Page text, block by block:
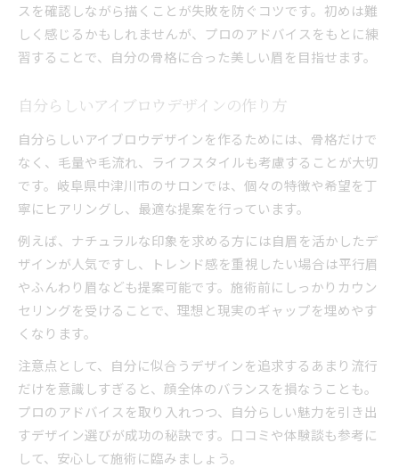
スを確認しながら描くことが失敗を防ぐコツです。初めは難
しく感じるかもしれませんが、プロのアドバイスをもとに練
習することで、自分の骨格に合った美しい眉を目指せます。
自分らしいアイブロウデザインの作り方
自分らしいアイブロウデザインを作るためには、骨格だけで
なく、毛量や毛流れ、ライフスタイルも考慮することが大切
です。岐阜県中津川市のサロンでは、個々の特徴や希望を丁
寧にヒアリングし、最適な提案を行っています。
例えば、ナチュラルな印象を求める方には自眉を活かしたデ
ザインが人気ですし、トレンド感を重視したい場合は平行眉
やふんわり眉なども提案可能です。施術前にしっかりカウン
セリングを受けることで、理想と現実のギャップを埋めやす
くなります。
注意点として、自分に似合うデザインを追求するあまり流行
だけを意識しすぎると、顔全体のバランスを損なうことも。
プロのアドバイスを取り入れつつ、自分らしい魅力を引き出
すデザイン選びが成功の秘訣です。口コミや体験談も参考に
して、安心して施術に臨みましょう。